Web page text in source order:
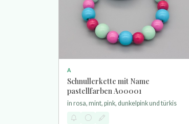
A
Schnullerkette mit Name
pastellfarben A00001
in rosa, mint, pink, dunkelpink und türkis